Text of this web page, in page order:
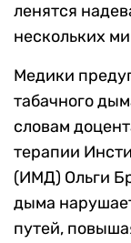
ленятся
нескольких
Медики
табачного
словам
терапии
(ИМД) Ольги
дыма
путей,